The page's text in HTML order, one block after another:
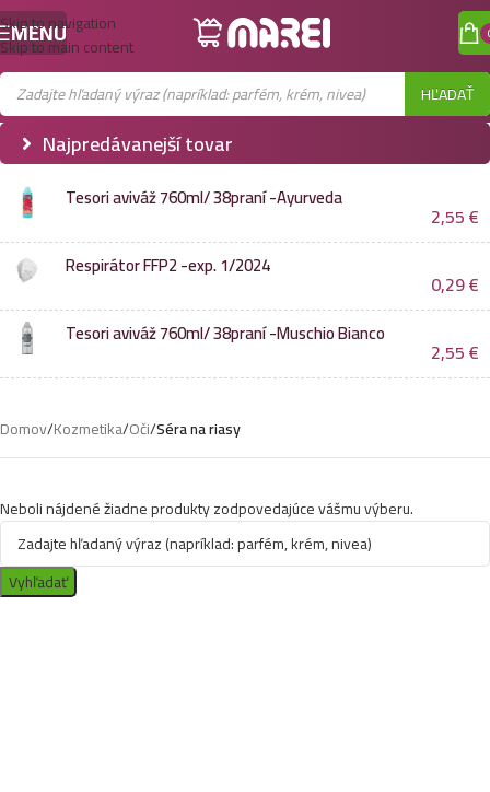
Skip to navigation
Skip to main content
MENU
HĽADAŤ
Najpredávanejší tovar
Tesori aviváž 760ml/ 38praní -Ayurveda
2,55€
Respirátor FFP2 -exp. 1/2024
0,29€
Tesori aviváž 760ml/ 38praní -Muschio Bianco
2,55€
Domov/Kozmetika/Oči/Séra na riasy
Neboli nájdené žiadne produkty zodpovedajúce vášmu výberu.
Vyhľadať